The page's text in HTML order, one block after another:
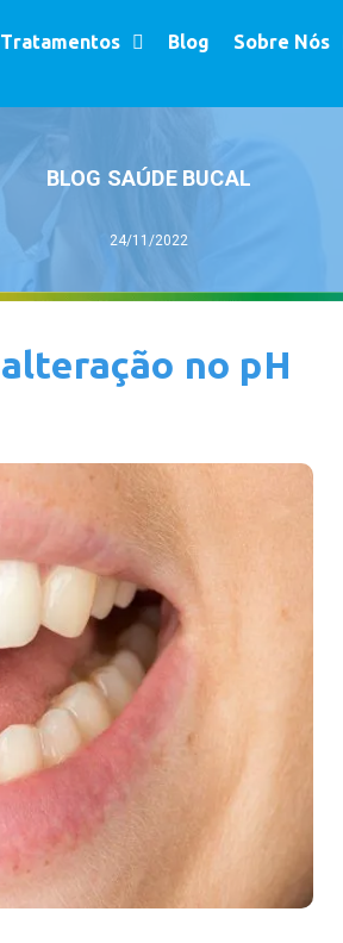
Tratamentos Blog Sobre Nós
BLOG SAÚDE BUCAL
24/11/2022
no pH